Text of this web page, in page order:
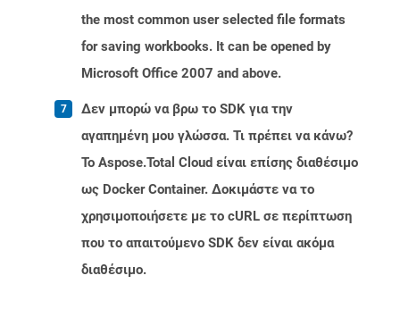
the most common user selected file formats
for saving workbooks. It can be opened by
Microsoft Office 2007 and above.
Δεν μπορώ να βρω το SDK για την
αγαπημένη μου γλώσσα. Τι πρέπει να κάνω?
Το Aspose.Total Cloud είναι επίσης διαθέσιμο
ως Docker Container. Δοκιμάστε να το
χρησιμοποιήσετε με το cURL σε περίπτωση
που το απαιτούμενο SDK δεν είναι ακόμα
διαθέσιμο.